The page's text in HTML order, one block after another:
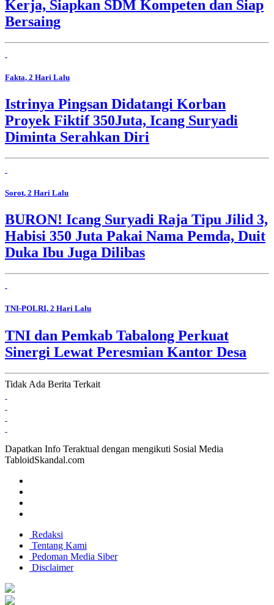
Kerja, Siapkan SDM Kompeten dan Siap
Bersaing
Fakta, 2 Hari Lalu
Istrinya Pingsan Didatangi Korban
Proyek Fiktif 350Juta, Icang Suryadi
Diminta Serahkan Diri
Sorot, 2 Hari Lalu
BURON! Icang Suryadi Raja Tipu Jilid 3,
Habisi 350 Juta Pakai Nama Pemda, Duit
Duka Ibu Juga Dilibas
TNI-POLRI, 2 Hari Lalu
TNI dan Pemkab Tabalong Perkuat
Sinergi Lewat Peresmian Kantor Desa
Tidak Ada Berita Terkait
Dapatkan Info Teraktual dengan mengikuti Sosial Media
TabloidSkandal.com
Redaksi
Tentang Kami
Pedoman Media Siber
Disclaimer